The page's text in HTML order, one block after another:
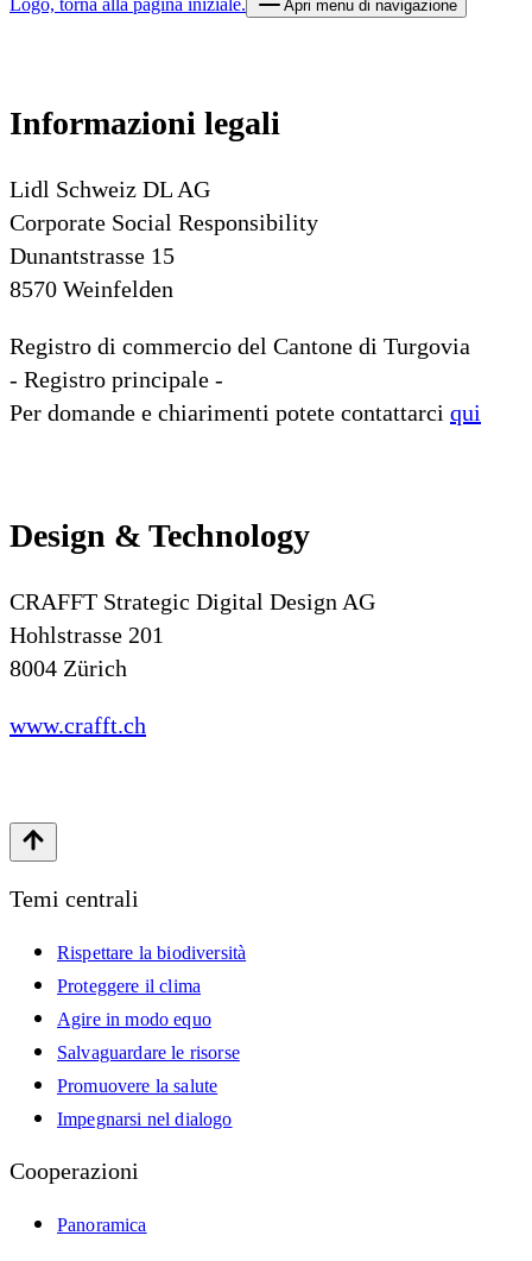
Logo, torna alla pagina iniziale. Apri menu di navigazione
Informazioni legali
Lidl Schweiz DL AG
Corporate Social Responsibility
Dunantstrasse 15
8570 Weinfelden
Registro di commercio del Cantone di Turgovia
- Registro principale -
Per domande e chiarimenti potete contattarci qui
Design & Technology
CRAFFT Strategic Digital Design AG
Hohlstrasse 201
8004 Zürich
www.crafft.ch
Temi centrali
Rispettare la biodiversità
Proteggere il clima
Agire in modo equo
Salvaguardare le risorse
Promuovere la salute
Impegnarsi nel dialogo
Cooperazioni
Panoramica